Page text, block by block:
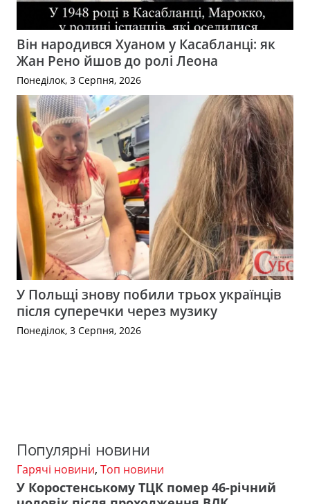
Він народився Хуаном у Касабланці: як
Жан Рено йшов до ролі Леона
Понеділок, 3 Серпня, 2026
У Польщі знову побили трьох українців
після суперечки через музику
Понеділок, 3 Серпня, 2026
Популярні новини
Гарячі новини, Топ новини
У Коростенському ТЦК помер 46-річний